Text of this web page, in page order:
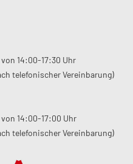
14:00-17:30 Uhr
telefonischer Vereinbarung)
14:00-17:00 Uhr
telefonischer Vereinbarung)